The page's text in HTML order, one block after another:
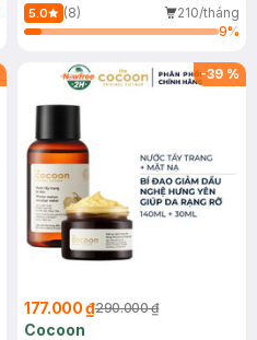
30ml+200ml
+ Dak Lak Coffee Body Polish
5.0 (8)
210/tháng
9%
-39 %
177.000 ₫290.000 ₫
Cocoon